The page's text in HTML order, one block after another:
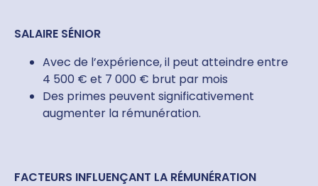
SALAIRE SÉNIOR
Avec de l’expérience, il peut atteindre entre
4 500 € et 7 000 € brut par mois
Des primes peuvent significativement
augmenter la rémunération.
FACTEURS INFLUENÇANT LA RÉMUNÉRATION